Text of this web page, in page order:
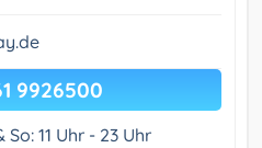
9926500
11 Uhr - 23 Uhr